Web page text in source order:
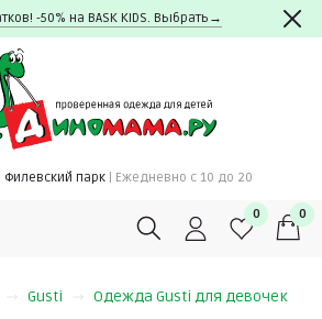
-50% на BASK KIDS. Выбрать→
Филевский парк | Ежедневно c 10 до 20
0 0
Gusti Одежда Gusti для девочек